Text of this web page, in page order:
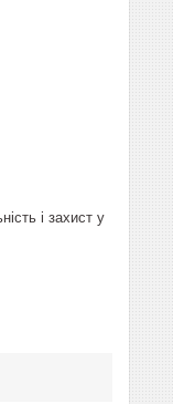
і захист у